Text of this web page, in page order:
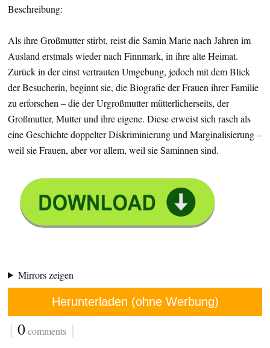
Beschreibung:
Als ihre Großmutter stirbt, reist die Samin Marie nach Jahren im
Ausland erstmals wieder nach Finnmark, in ihre alte Heimat.
Zurück in der einst vertrauten Umgebung, jedoch mit dem Blick
der Besucherin, beginnt sie, die Biografie der Frauen ihrer Familie
zu erforschen – die der Urgroßmutter mütterlicherseits, der
Großmutter, Mutter und ihre eigene. Diese erweist sich rasch als
eine Geschichte doppelter Diskriminierung und Marginalisierung –
weil sie Frauen, aber vor allem, weil sie Saminnen sind.
Mirrors zeigen
Herunterladen (ohne Werbung)
{ 0comments }